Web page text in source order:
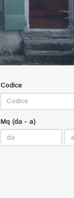
Codice
Mq (da - a)